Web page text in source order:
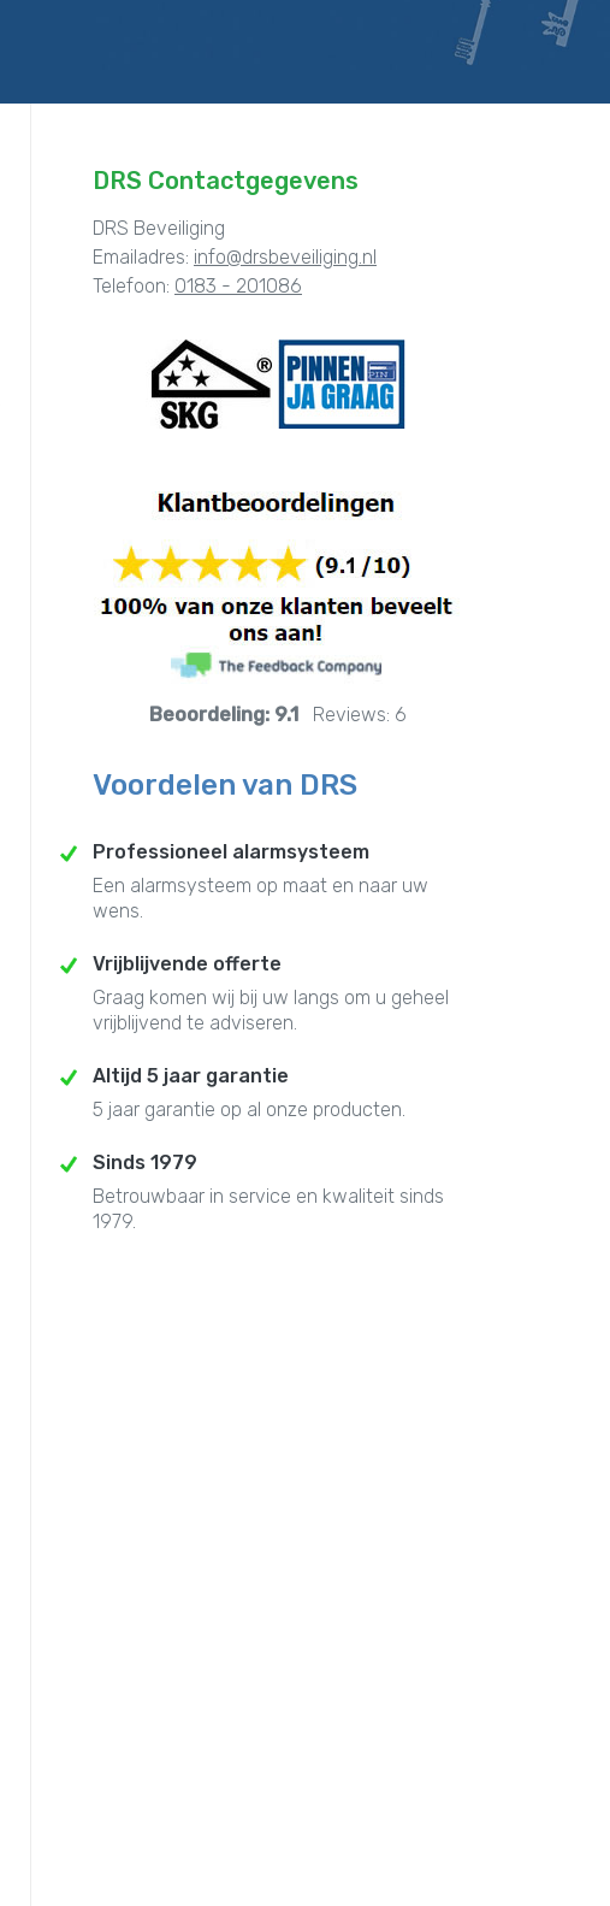
DRS Contactgegevens
DRS Beveiliging
Emailadres: info@drsbeveiliging.nl
Telefoon: 0183 - 201086
Beoordeling: 9.1 Reviews: 6
Voordelen van DRS
Professioneel alarmsysteem
Een alarmsysteem op maat en naar uw
wens.
Vrijblijvende offerte
Graag komen wij bij uw langs om u geheel
vrijblijvend te adviseren.
Altijd 5 jaar garantie
5 jaar garantie op al onze producten.
Sinds 1979
Betrouwbaar in service en kwaliteit sinds
1979.